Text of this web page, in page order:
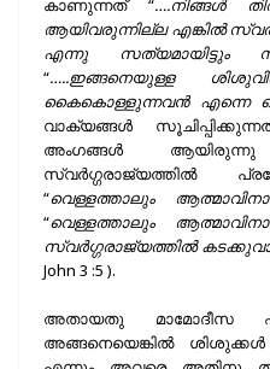
കാണുന്നത് “….നിങ്ങൾ
ആയിവരുന്നില്ല എങ്കിൽ
എന്നു സത്യമായിട്ടും
“…..ഇങ്ങനെയുള്ള
കൈകൊള്ളുന്നവൻ എന്നെ
വാക്യങ്ങൾ
അംഗങ്ങൾ
സ്വർഗ്ഗരാജ്യത്തിൽ
“വെള്ളത്താലും
“വെള്ളത്താലും
സ്വർഗ്ഗരാജ്യത്തിൽ
John 3 :5 ).
അതായതു മാമോദീസ
അങ്ങനെയെങ്കിൽ